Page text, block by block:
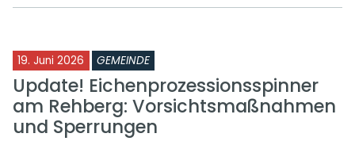
19. Juni 2026 GEMEINDE
Update! Eichenprozessionsspinner
am Rehberg: Vorsichtsmaßnahmen
und Sperrungen